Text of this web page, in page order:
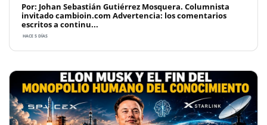
Por: Johan Sebastián Gutiérrez Mosquera. Columnista
invitado cambioin.com Advertencia: los comentarios
escritos a continu...
HACE 5 DÍAS